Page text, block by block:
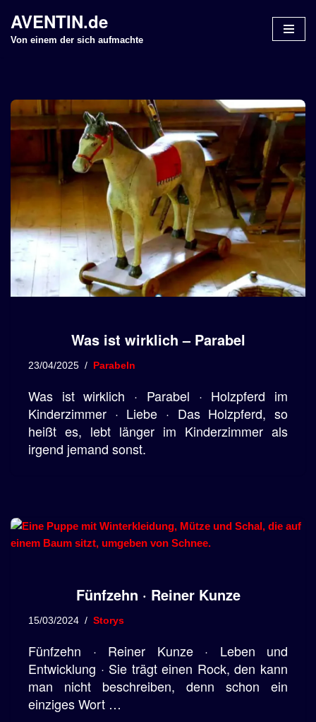
Z
n
r
n
g
AVENTIN.de
Von einem der sich aufmachte
Was ist wirklich – Parabel
23/04/2025 Parabeln
Was ist wirklich · Parabel · Holzpferd im
Kinderzimmer · Liebe · Das Holzpferd, so
heißt es, lebt länger im Kinderzimmer als
irgend jemand sonst.
Fünfzehn · Reiner Kunze
15/03/2024 Storys
Fünfzehn · Reiner Kunze · Leben und
Entwicklung · Sie trägt einen Rock, den kann
man nicht beschreiben, denn schon ein
einziges Wort …